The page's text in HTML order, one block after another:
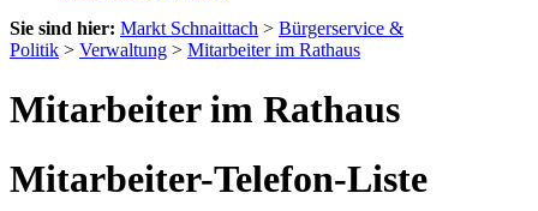
Sie sind hier: Markt Schnaittach > Bürgerservice &
Politik > Verwaltung > Mitarbeiter im Rathaus
Mitarbeiter im Rathaus
Mitarbeiter-Telefon-Liste